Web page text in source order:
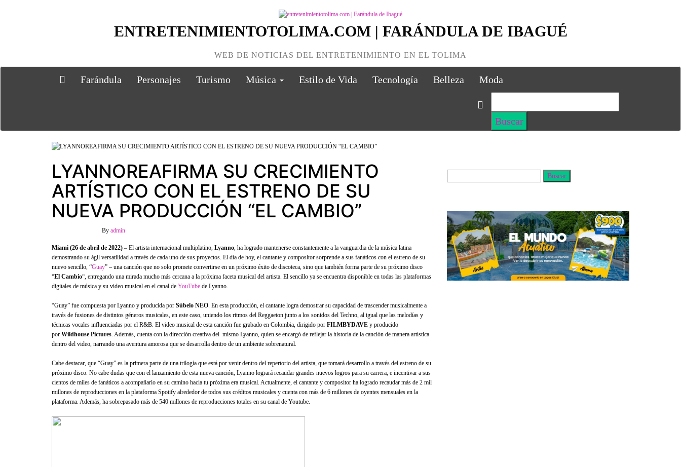
ENTRETENIMIENTOTOLIMA.COM | FARÁNDULA DE IBAGUÉ
WEB DE NOTICIAS DEL ENTRETENIMIENTO EN EL TOLIMA
Farándula Personajes Turismo Música Estilo de Vida Tecnología Belleza Moda
LYANNOREAFIRMA SU CRECIMIENTO
ARTÍSTICO CON EL ESTRENO DE SU
NUEVA PRODUCCIÓN “EL CAMBIO”
By admin
Miami (26 de abril de 2022) – El artista internacional multiplatino, Lyanno , ha logrado mantenerse constantemente a la vanguardia de la música latina
demostrando su ágil versatilidad a través de cada uno de sus proyectos. El día de hoy, el cantante y compositor sorprende a sus fanáticos con el estreno de su
nuevo sencillo, “Guay” – una canción que no solo promete convertirse en un próximo éxito de discoteca, sino que también forma parte de su próximo disco
“El Cambio“, entregando una mirada mucho más cercana a la próxima faceta musical del artista. El sencillo ya se encuentra disponible en todas las plataformas
digitales de música y su video musical en el canal de YouTube de Lyanno.
“Guay” fue compuesta por Lyanno y producida por Súbelo NEO . En esta producción, el cantante logra demostrar su capacidad de trascender musicalmente a
través de fusiones de distintos géneros musicales, en este caso, uniendo los ritmos del Reggaeton junto a los sonidos del Techno, al igual que las melodías y
técnicas vocales influenciadas por el R&B. El video musical de esta canción fue grabado en Colombia, dirigido por FILMBYDAVE y producido
por Wildhouse Pictures . Además, cuenta con la dirección creativa del mismo Lyanno, quien se encargó de reflejar la historia de la canción de manera artística
dentro del video, narrando una aventura amorosa que se desarrolla dentro de un ambiente sobrenatural.
Cabe destacar, que “Guay” es la primera parte de una trilogía que está por venir dentro del repertorio del artista, que tomará desarrollo a través del estreno de su
próximo disco. No cabe dudas que con el lanzamiento de esta nueva canción, Lyanno logrará recaudar grandes nuevos logros para su carrera, e incentivar a sus
cientos de miles de fanáticos a acompañarlo en su camino hacia tu próxima era musical. Actualmente, el cantante y compositor ha logrado recaudar más de 2 mil
millones de reproducciones en la plataforma Spotify alrededor de todos sus créditos musicales y cuenta con más de 6 millones de oyentes mensuales en la
plataforma. Además, ha sobrepasado más de 540 millones de reproducciones totales en su canal de Youtube.